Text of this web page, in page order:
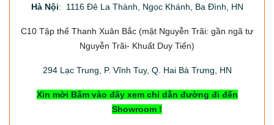
Hà Nội: 1116 Đê La Thành, Ngọc Khánh, Ba Đình, HN
C10 Tập thể Thanh Xuân Bắc (mặt Nguyễn Trãi: gần ngã tư
Nguyễn Trãi- Khuất Duy Tiến)
294Lạc Trung, P. Vĩnh Tuy, Q. Hai Bà Trưng, HN
Xin mời Bấm vào đây xem chỉ dẫn đường đi đến
Showroom !